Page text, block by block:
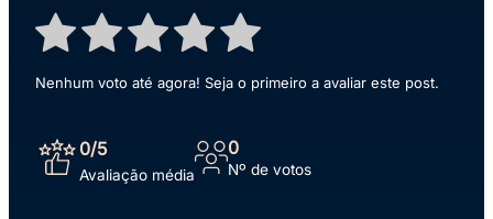
Nenhum voto até agora! Seja o primeiro a avaliar este post.
0/5
Avaliação média
0
Nº de votos